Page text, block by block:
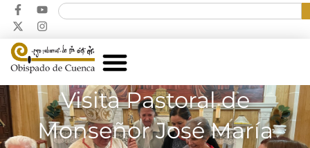
Visita Pastoral de
Monseñor José María